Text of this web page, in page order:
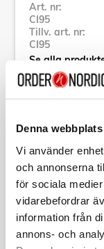
Denna
Vi använder
och annonserna
för sociala
vidarebefordrar
information från
annons- och
Art. nr:
CI95
Tillv. art. nr:
CI95
Se alla
Art. nr:CI95
Tillv. art. nr:CI95
4008496652648